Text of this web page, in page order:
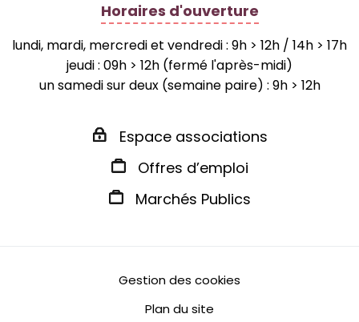
Horaires d'ouverture
lundi, mardi, mercredi et vendredi : 9h > 12h / 14h > 17h
jeudi : 09h > 12h (fermé l'après-midi)
un samedi sur deux (semaine paire) : 9h > 12h
Espace associations
Offres d’emploi
Marchés Publics
Gestion des cookies
Plan du site